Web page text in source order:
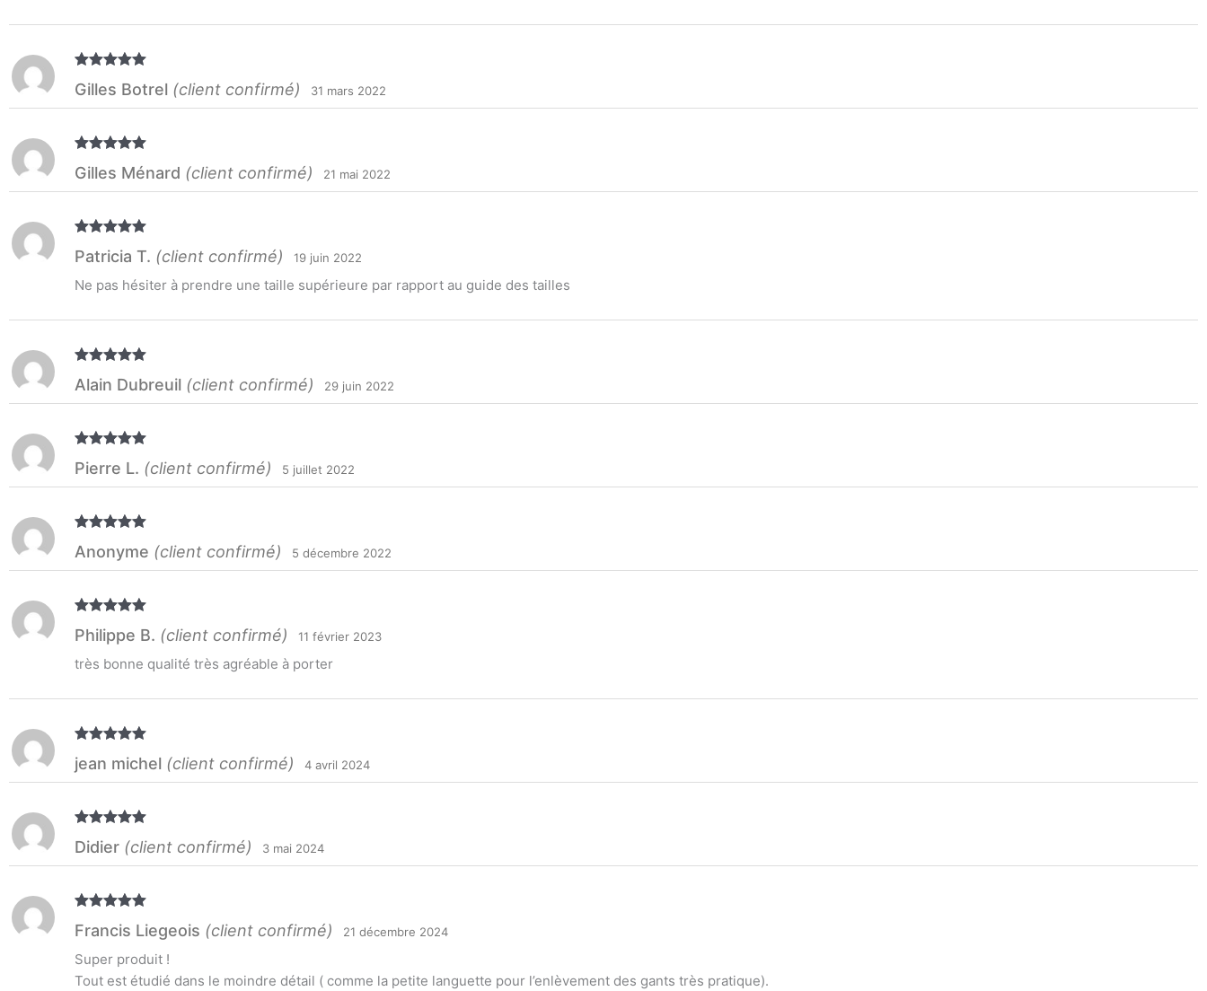
5
Gilles Botrel (client confirmé) 31 mars 2022
5
Gilles Ménard (client confirmé) 21 mai 2022
5
Patricia T. (client confirmé) 19 juin 2022
Ne pas hésiter à prendre une taille supérieure par rapport au guide des tailles
5
Alain Dubreuil (client confirmé) 29 juin 2022
5
Pierre L. (client confirmé) 5 juillet 2022
5
Anonyme (client confirmé) 5 décembre 2022
5
Philippe B. (client confirmé) 11 février 2023
très bonne qualité très agréable à porter
5
jean michel (client confirmé) 4 avril 2024
5
Didier (client confirmé) 3 mai 2024
5
Francis Liegeois (client confirmé) 21 décembre 2024
Super produit !
Tout est étudié dans le moindre détail ( comme la petite languette pour l’enlèvement des gants très pratique).